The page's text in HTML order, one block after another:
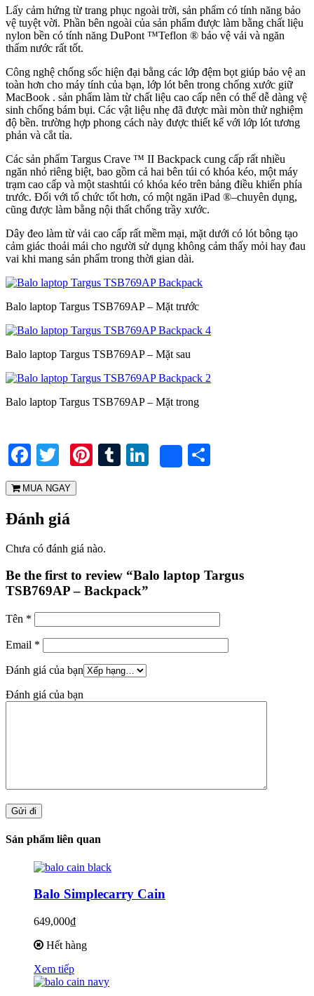
Lấy cảm hứng từ trang phục ngoài trời, sản phẩm có tính năng bảo
vệ tuyệt vời. Phần bên ngoài của sản phẩm được làm bằng chất liệu
nylon bền có tính năng DuPont ™Teflon ® bảo vệ vải và ngăn
thấm nước rất tốt.
Công nghệ chống sốc hiện đại bằng các lớp đệm bọt giúp bảo vệ an
toàn hơn cho máy tính của bạn, lớp lót bên trong chống xước giữ
MacBook . sản phẩm làm từ chất liệu cao cấp nên có thể dễ dàng vệ
sinh chống bám bụi. Các vật liệu nhẹ đã được mài mòn thử nghiệm
độ bền. trường hợp phong cách này được thiết kế với lớp lót tương
phản và cắt tỉa.
Các sản phẩm Targus Crave ™ II Backpack cung cấp rất nhiều
ngăn nhỏ riêng biệt, bao gồm cả hai bên túi có khóa kéo, một máy
trạm cao cấp và một stashtúi có khóa kéo trên bảng điều khiển phía
trước. Đối với tổ chức tốt hơn, có một ngăn iPad ®–chuyên dụng,
cũng được làm bằng nội thất chống trầy xước.
Dây đeo làm từ vải cao cấp rất mềm mại, mặt dưới có lót bông tạo
cảm giác thoải mái cho người sử dụng không cảm thấy mỏi hay đau
vai khi mang sản phẩm trong thời gian dài.
Balo laptop Targus TSB769AP – Mặt trước
Balo laptop Targus TSB769AP – Mặt sau
Balo laptop Targus TSB769AP – Mặt trong
Facebook
TwitterPinterest
TumblrLinkedIn
Share
MUA NGAY
Đánh giá
Chưa có đánh giá nào.
Be the first to review “Balo laptop Targus
TSB769AP – Backpack”
Tên *
Email *
Đánh giá của bạn
Đánh giá của bạn
Sản phẩm liên quan
Balo Simplecarry Cain
649,000₫
Hết hàng
Xem tiếp